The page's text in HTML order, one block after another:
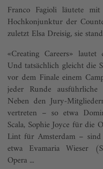
Franco Fagioli läutete
Hochkonjunktur der
zuletzt Elsa Dreisig, sie
«Creating Careers»
Und tatsächlich gleicht die
vor dem Finale einem
jeder Runde
Neben den Jury-
vertreten – so etwa
Scala, Sophie Joyce für die
Lint für Amsterdam –
etwa Evamaria Wieser
Opera ...